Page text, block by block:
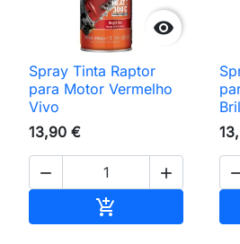

Spray Tinta Raptor
para Motor Vermelho
Vivo
13,90 €
 
